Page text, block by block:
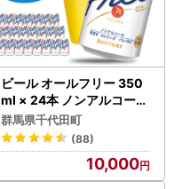
ビール オールフリー 350
ml × 24本 ノンアルコール
ビール
群馬県千代田町
(88)
10,000